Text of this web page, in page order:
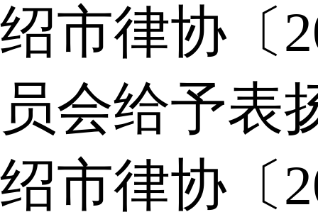
绍市律协〔
员会给予表
绍市律协〔